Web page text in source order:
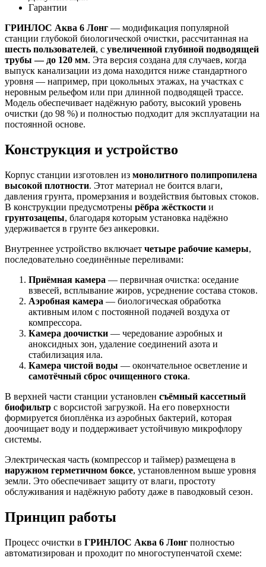
Гарантии
ГРИНЛОС Аква 6 Лонг — модификация популярной
станции глубокой биологической очистки, рассчитанная на
шесть пользователей, с увеличенной глубиной подводящей
трубы — до 120 мм. Эта версия создана для случаев, когда
выпуск канализации из дома находится ниже стандартного
уровня — например, при цокольных этажах, на участках с
неровным рельефом или при длинной подводящей трассе.
Модель обеспечивает надёжную работу, высокий уровень
очистки (до 98 %) и полностью подходит для эксплуатации на
постоянной основе.
Конструкция и устройство
Корпус станции изготовлен из монолитного полипропилена
высокой плотности. Этот материал не боится влаги,
давления грунта, промерзания и воздействия бытовых стоков.
В конструкции предусмотрены рёбра жёсткости и
грунтозацепы, благодаря которым установка надёжно
удерживается в грунте без анкеровки.
Внутреннее устройство включает четыре рабочие камеры,
последовательно соединённые переливами:
Приёмная камера — первичная очистка: оседание
взвесей, всплывание жиров, усреднение состава стоков.
Аэробная камера — биологическая обработка
активным илом с постоянной подачей воздуха от
компрессора.
Камера доочистки — чередование аэробных и
аноксидных зон, удаление соединений азота и
стабилизация ила.
Камера чистой воды — окончательное осветление и
самотёчный сброс очищенного стока.
В верхней части станции установлен съёмный кассетный
биофильтр с ворсистой загрузкой. На его поверхности
формируется биоплёнка из аэробных бактерий, которая
доочищает воду и поддерживает устойчивую микрофлору
системы.
Электрическая часть (компрессор и таймер) размещена в
наружном герметичном боксе, установленном выше уровня
земли. Это обеспечивает защиту от влаги, простоту
обслуживания и надёжную работу даже в паводковый сезон.
Принцип работы
Процесс очистки в ГРИНЛОС Аква 6 Лонг полностью
автоматизирован и проходит по многоступенчатой схеме: